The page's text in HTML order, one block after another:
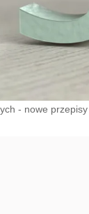
- nowe przepisy